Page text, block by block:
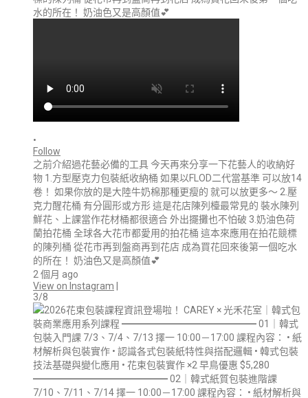
•
Follow
之前介紹過花藝必備的工具 今天再來分享一下花藝人的收納好
物 1.方型壓克力包裝紙收納桶 如果以FLOD二代當基準 可以放14
卷！ 如果你放的是大陸牛奶棉那種更瘦的 就可以放更多～ 2.壓
克力醒花桶 有分圓形或方形 這是花店陳列檯最常見的 裝水陳列
鮮花、上課當作花材桶都很適合 外出擺攤也不怕破 3.奶油色荷
蘭拍花桶 全球各大花市都愛用的拍花桶 這本來應用在拍花競標
的陳列桶 從花市再到盤商再到花店 成為買花回來後第一個吃水
的所在！ 奶油色又是高顏值💕
2 個月 ago
View on Instagram
3/8